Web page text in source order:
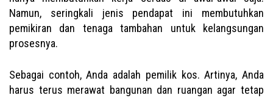
Namun, seringkali jenis pendapat ini membutuhkan
pemikiran dan tenaga tambahan untuk kelangsungan
prosesnya.
Sebagai contoh, Anda adalah pemilik kos. Artinya, Anda
harus terus merawat bangunan dan ruangan agar tetap